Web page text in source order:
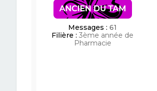
Messages : 61
Filière : 3ème année de
Pharmacie